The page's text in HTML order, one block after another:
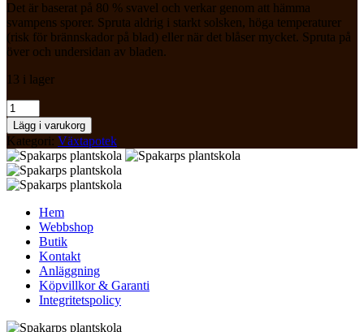
Det är baserat på 80 % svavel och verkar genom att hämma
svampens sporer. Spruta aldrig i starkt solsken, höga temperaturer
(risk för brännskador på blad) eller när det blåser mycket. Spruta på
över och undersidan av bladen.
13 i lager
Kumulus/Cumulus
mängd
Lägg i varukorg
Kategori: Växtapotek
Hem
Webbshop
Butik
Kontakt
Anläggning
Köpvillkor & Garanti
Integritetspolicy